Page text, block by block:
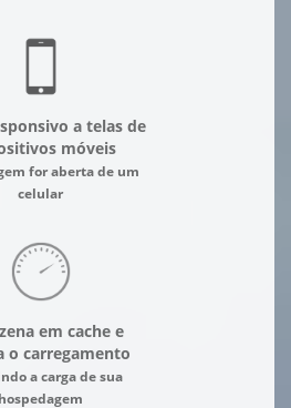
a telas de
móveis
for aberta de um
celular
em cache e
o carregamento
a carga de sua
hospedagem